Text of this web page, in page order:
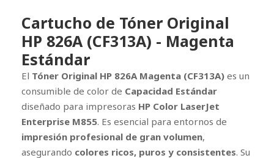
Cartucho de Tóner Original
HP 826A (CF313A) - Magenta
Estándar
El Tóner Original HP 826A Magenta (CF313A) es un
consumible de color de Capacidad Estándar
diseñado para impresoras HP Color LaserJet
Enterprise M855. Es esencial para entornos de
impresión profesional de gran volumen,
asegurando colores ricos, puros y consistentes. Su